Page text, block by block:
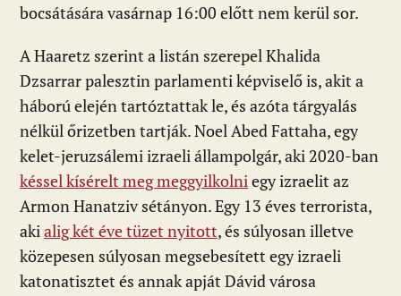
bocsátására vasárnap 16:00 előtt nem kerül sor.
A Haaretz szerint a listán szerepel Khalida
Dzsarrar palesztin parlamenti képviselő is, akit a
háború elején tartóztattak le, és azóta tárgyalás
nélkül őrizetben tartják. Noel Abed Fattaha, egy
kelet-jeruzsálemi izraeli állampolgár, aki 2020-ban
késsel kísérelt meg meggyilkolni egy izraelit az
Armon Hanatziv sétányon. Egy 13 éves terrorista,
aki alig két éve tüzet nyitott, és súlyosan illetve
közepesen súlyosan megsebesített egy izraeli
katonatisztet és annak apját Dávid városa